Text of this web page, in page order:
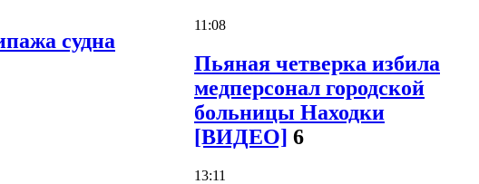
судна
11:08
Пьяная четверка избила
медперсонал городской
больницы Находки
[ВИДЕО] 6
13:11